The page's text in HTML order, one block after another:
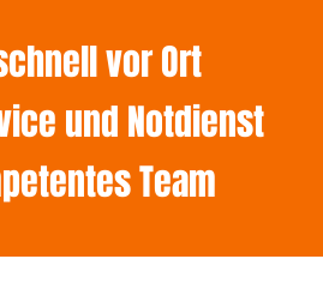
vor Ort
und Notdienst
Team